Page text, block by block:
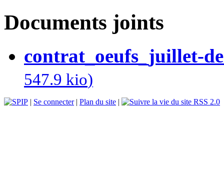
Documents joints
contrat_oeufs_juillet-
547.9 kio)
| Se connecter| Plan du site | RSS 2.0